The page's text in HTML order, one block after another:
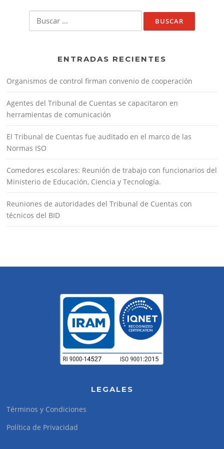
ENTRADAS RECIENTES
Organismos de control firman convenio de cooperación
Agentes del Tribunal de Cuentas se capacitaron en
herramientas de comunicación
El Tribunal de Cuentas fue auditado en el marco de las
Normas ISO
Comedores escolares: Reunión de trabajo con funcionarios del
Ministerio de Educación, Ciencia y Tecnología.
Reuniones de autoridades del Tribunal de Cuentas con
técnicos del BID
LEGALES
Términos y Condiciones
Política de Privacidad